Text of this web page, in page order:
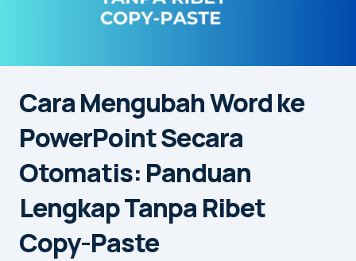
Cara Mengubah Word ke
PowerPoint Secara
Otomatis: Panduan
Lengkap Tanpa Ribet
Copy-Paste